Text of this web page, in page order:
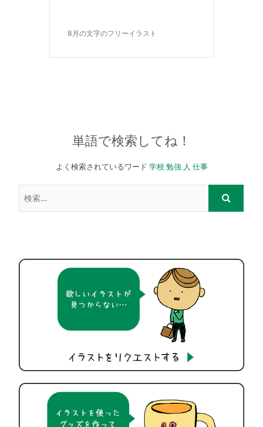
8月の文字のフリーイラスト
単語で検索してね！
よく検索されているワード 学校 勉強 人 仕事